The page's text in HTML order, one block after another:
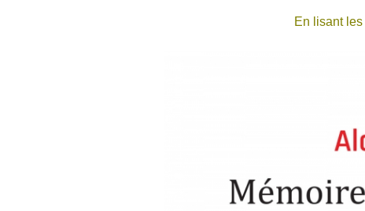
En lisant les